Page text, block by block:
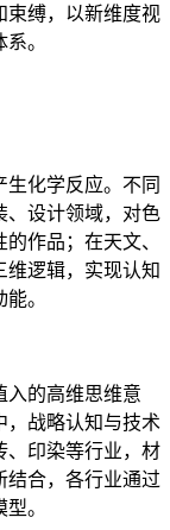
束缚，以新维度视
。
化学反应。不同
、设计领域，对色
作品；在天文、
维逻辑，实现认知
。
的高维思维意
，战略认知与技术
、印染等行业，材
结合，各行业通过
。